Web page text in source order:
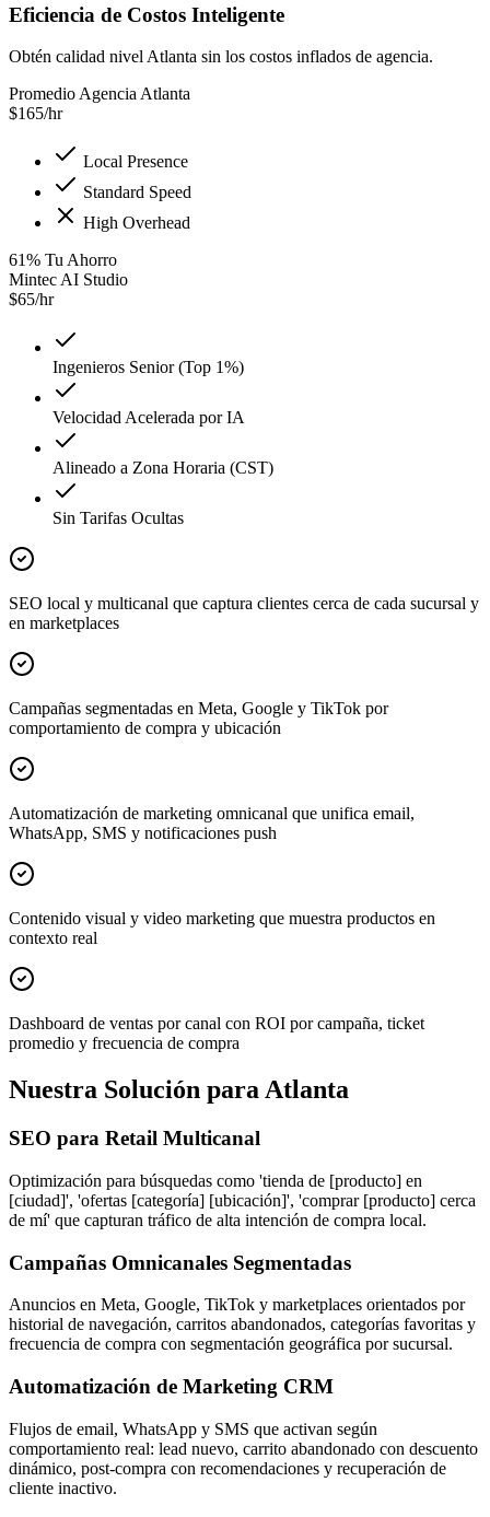
Eficiencia de Costos Inteligente
Obtén calidad nivel Atlanta sin los costos inflados de agencia.
Promedio Agencia Atlanta
$165/hr
Local Presence
Standard Speed
High Overhead
61% Tu Ahorro
Mintec AI Studio
$65/hr
Ingenieros Senior (Top 1%)
Velocidad Acelerada por IA
Alineado a Zona Horaria (CST)
Sin Tarifas Ocultas
SEO local y multicanal que captura clientes cerca de cada sucursal y
en marketplaces
Campañas segmentadas en Meta, Google y TikTok por
comportamiento de compra y ubicación
Automatización de marketing omnicanal que unifica email,
WhatsApp, SMS y notificaciones push
Contenido visual y video marketing que muestra productos en
contexto real
Dashboard de ventas por canal con ROI por campaña, ticket
promedio y frecuencia de compra
Nuestra Solución para Atlanta
SEO para Retail Multicanal
Optimización para búsquedas como 'tienda de [producto] en
[ciudad]', 'ofertas [categoría] [ubicación]', 'comprar [producto] cerca
de mí' que capturan tráfico de alta intención de compra local.
Campañas Omnicanales Segmentadas
Anuncios en Meta, Google, TikTok y marketplaces orientados por
historial de navegación, carritos abandonados, categorías favoritas y
frecuencia de compra con segmentación geográfica por sucursal.
Automatización de Marketing CRM
Flujos de email, WhatsApp y SMS que activan según
comportamiento real: lead nuevo, carrito abandonado con descuento
dinámico, post-compra con recomendaciones y recuperación de
cliente inactivo.